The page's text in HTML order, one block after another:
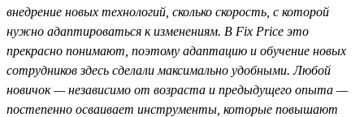
внедрение новых технологий, сколько скорость, с которой
нужно адаптироваться к изменениям. В Fix Price это
прекрасно понимают, поэтому адаптацию и обучение новых
сотрудников здесь сделали максимально удобными. Любой
новичок — независимо от возраста и предыдущего опыта —
постепенно осваивает инструменты, которые повышают